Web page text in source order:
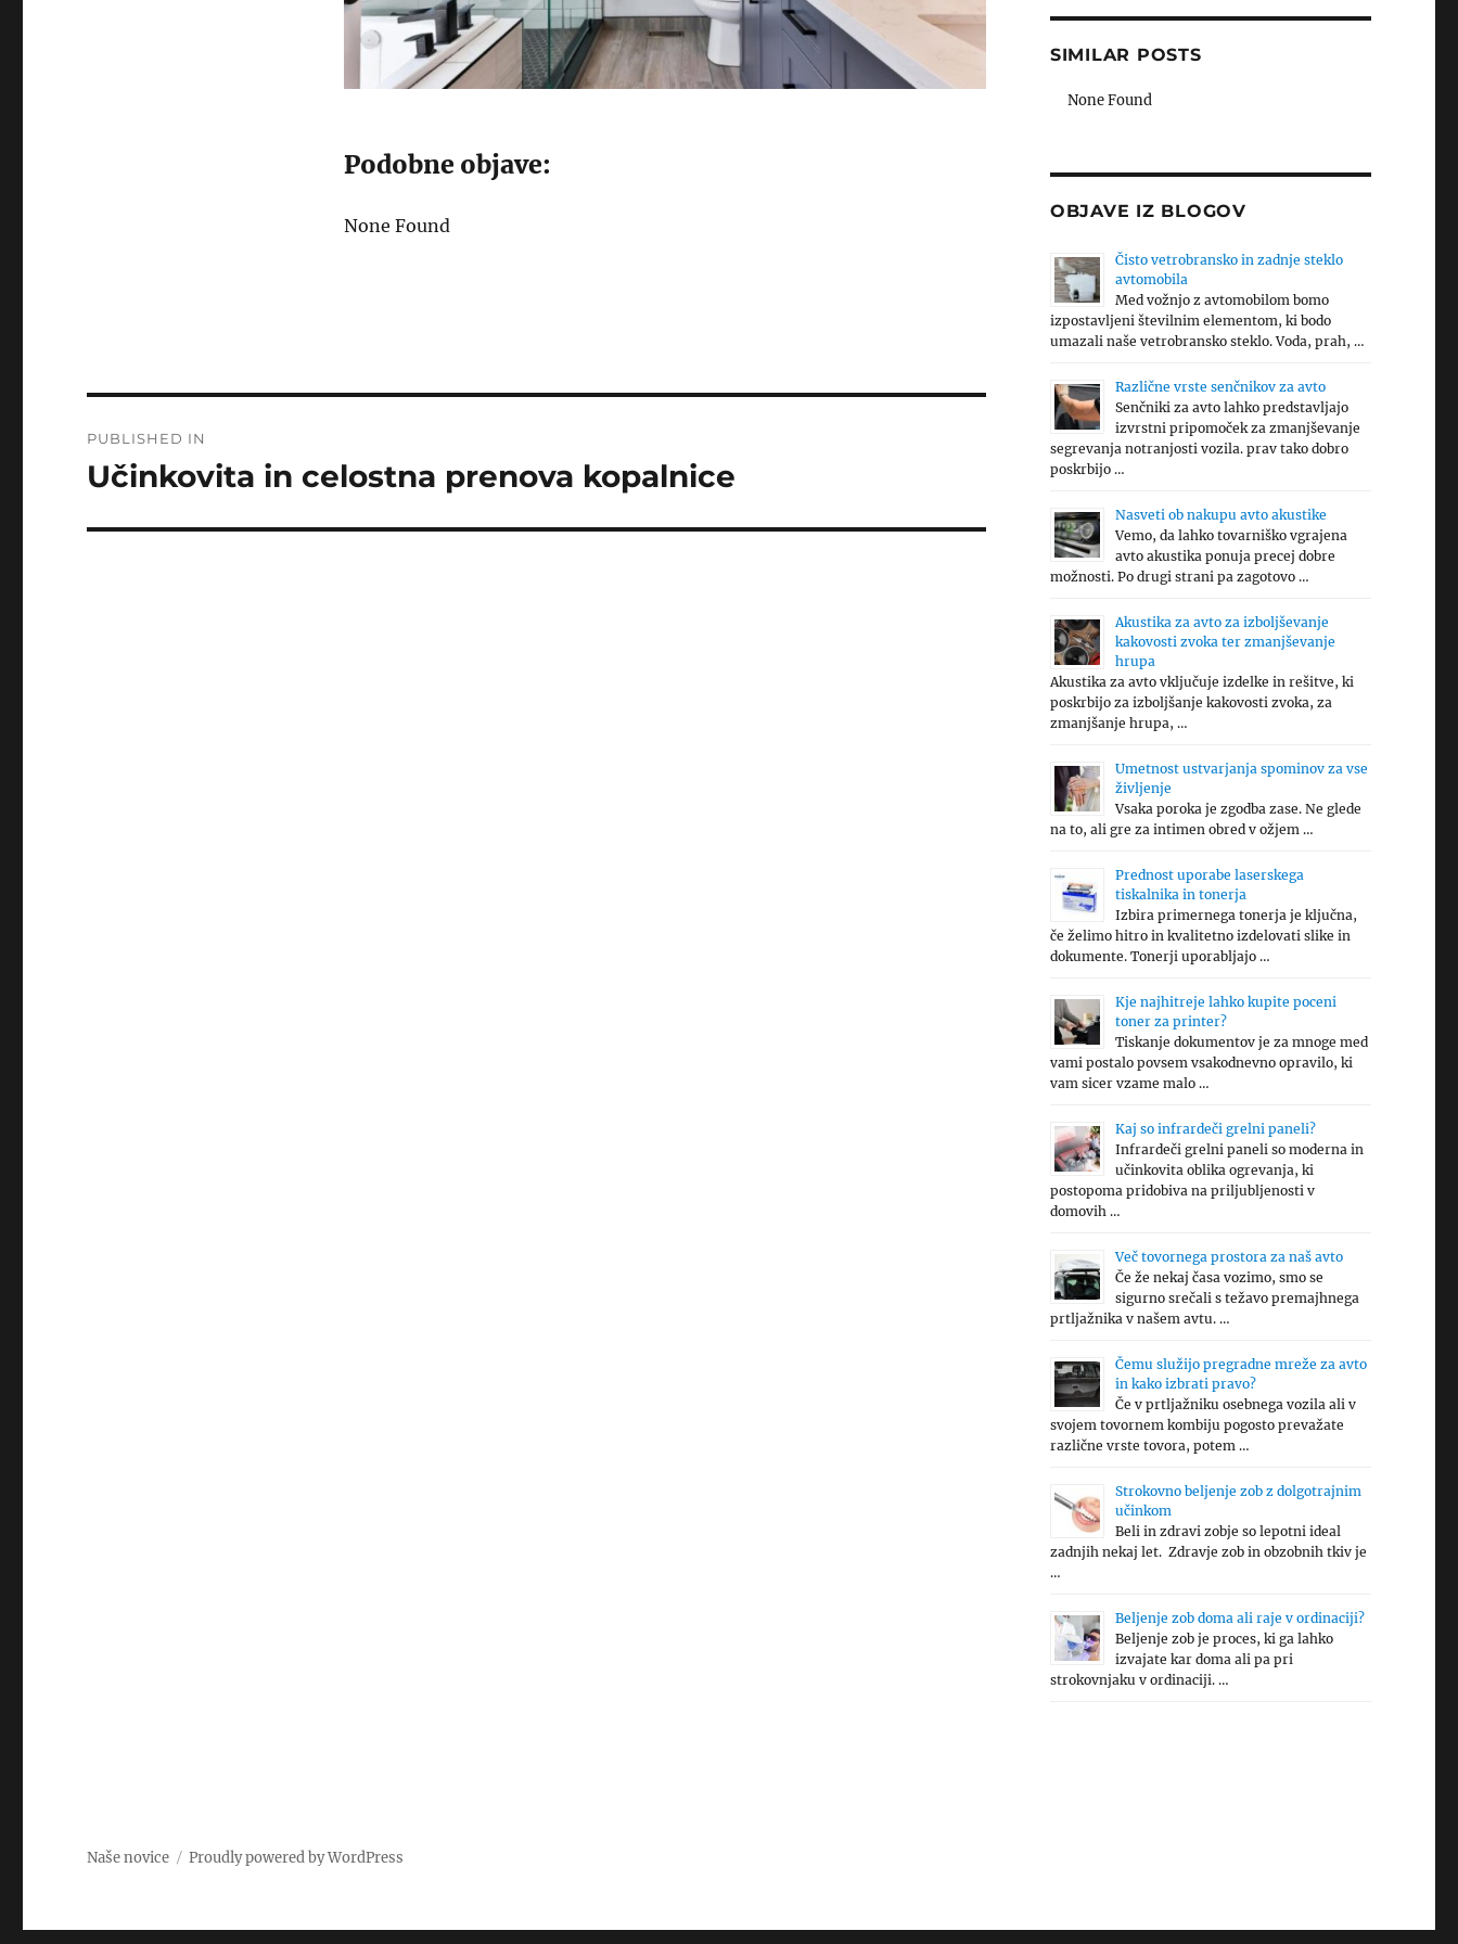
Podobne objave:
None Found
navigation
PUBLISHED IN
Učinkovita in celostna prenova kopalnice
SIMILAR POSTS
None Found
OBJAVE IZ BLOGOV
Čisto vetrobransko in zadnje steklo
avtomobila
Med vožnjo z avtomobilom bomo
izpostavljeni številnim elementom, ki bodo
umazali naše vetrobransko steklo. Voda, prah, …
Različne vrste senčnikov za avto
Senčniki za avto lahko predstavljajo
izvrstni pripomoček za zmanjševanje
segrevanja notranjosti vozila. prav tako dobro
poskrbijo …
Nasveti ob nakupu avto akustike
Vemo, da lahko tovarniško vgrajena
avto akustika ponuja precej dobre
možnosti. Po drugi strani pa zagotovo …
Akustika za avto za izboljševanje
kakovosti zvoka ter zmanjševanje
hrupa
Akustika za avto vključuje izdelke in rešitve, ki
poskrbijo za izboljšanje kakovosti zvoka, za
zmanjšanje hrupa, …
Umetnost ustvarjanja spominov za vse
življenje
Vsaka poroka je zgodba zase. Ne glede
na to, ali gre za intimen obred v ožjem …
Prednost uporabe laserskega
tiskalnika in tonerja
Izbira primernega tonerja je ključna,
če želimo hitro in kvalitetno izdelovati slike in
dokumente. Tonerji uporabljajo …
Kje najhitreje lahko kupite poceni
toner za printer?
Tiskanje dokumentov je za mnoge med
vami postalo povsem vsakodnevno opravilo, ki
vam sicer vzame malo …
Kaj so infrardeči grelni paneli?
Infrardeči grelni paneli so moderna in
učinkovita oblika ogrevanja, ki
postopoma pridobiva na priljubljenosti v
domovih …
Več tovornega prostora za naš avto
Če že nekaj časa vozimo, smo se
sigurno srečali s težavo premajhnega
prtljažnika v našem avtu. …
Čemu služijo pregradne mreže za avto
in kako izbrati pravo?
Če v prtljažniku osebnega vozila ali v
svojem tovornem kombiju pogosto prevažate
različne vrste tovora, potem …
Strokovno beljenje zob z dolgotrajnim
učinkom
Beli in zdravi zobje so lepotni ideal
zadnjih nekaj let. Zdravje zob in obzobnih tkiv je
…
Beljenje zob doma ali raje v ordinaciji?
Beljenje zob je proces, ki ga lahko
izvajate kar doma ali pa pri
strokovnjaku v ordinaciji. …
Naše novice Proudly powered by WordPress